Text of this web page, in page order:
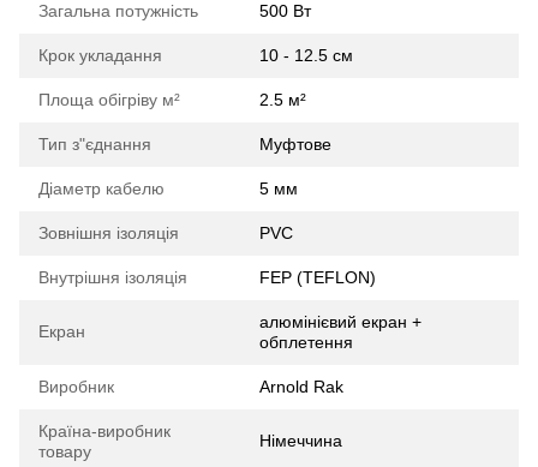
Загальна потужність 500 Вт
Крок укладання 10 - 12.5 см
Площа обігріву м² 2.5 м²
Тип з"єднання Муфтове
Діаметр кабелю 5 мм
Зовнішня ізоляція PVC
Внутрішня ізоляція FEP (TEFLON)
Екран
алюмінієвий екран +
обплетення
Виробник Arnold Rak
Країна-виробник
товару
Німеччина